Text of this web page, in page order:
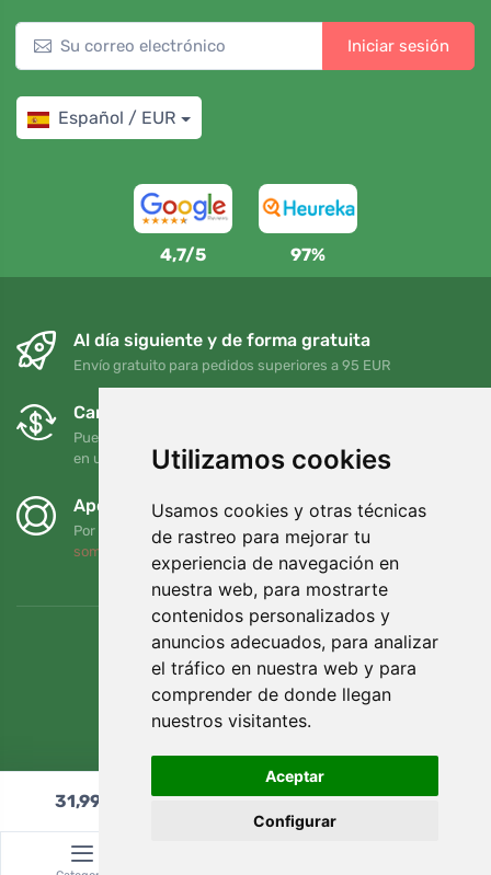
Utilizamos cookies
Usamos cookies y otras técnicas
de rastreo para mejorar tu
experiencia de navegación en
nuestra web, para mostrarte
contenidos personalizados y
anuncios adecuados, para analizar
el tráfico en nuestra web y para
comprender de donde llegan
nuestros visitantes.
Aceptar
Configurar
Iniciar sesión
Español / EUR
4,7/5 97%
Al día siguiente y de forma gratuita
Envío gratuito para pedidos superiores a 95 EUR
Cambios y devoluciones gratuitos
Puede devolver o cambiar su pedido en cualquier momento
en un plazo de 90 días
Apoyamos a Trees.org
Por cada pedido plantamos un árbol. Leer más
somos
31,99 Añadir al carrito